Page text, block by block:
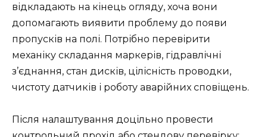
відкладають на кінець огляду, хоча вони
допомагають виявити проблему до появи
пропусків на полі. Потрібно перевірити
механіку складання маркерів, гідравлічні
з’єднання, стан дисків, цілісність проводки,
чистоту датчиків і роботу аварійних сповіщень.
Після налаштування доцільно провести